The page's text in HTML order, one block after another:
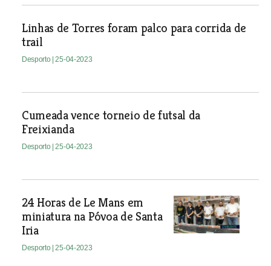
Linhas de Torres foram palco para corrida de
trail
Desporto | 25-04-2023
Cumeada vence torneio de futsal da
Freixianda
Desporto | 25-04-2023
24 Horas de Le Mans em
miniatura na Póvoa de Santa
Iria
Desporto | 25-04-2023